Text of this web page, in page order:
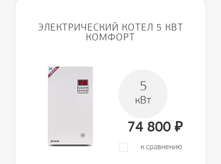
ЭЛЕКТРИЧЕСКИЙ КОТЕЛ 5 КВТ
КОМФОРТ
5
кВт
74 800₽
к сравнению